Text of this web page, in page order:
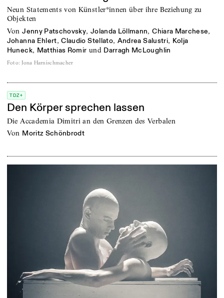
Neun Statements von Künstler*innen über ihre Beziehung zu
Objekten
von Jenny Patschovsky, Jolanda Löllmann,Chiara Marchese,
Johanna Ehlert,Claudio Stellato, Andrea Salustri, Kolja
Huneck, Matthias Romir und Darragh McLoughlin
Foto: Jona Harnischmacher
TDZ+
Den Körper sprechen lassen
Die Accademia Dimitri an den Grenzen des Verbalen
von Moritz Schönbrodt